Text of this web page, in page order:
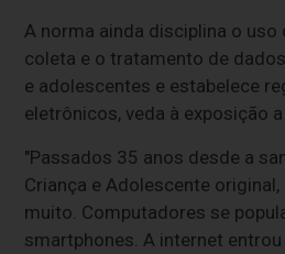
A norma ainda disciplina o uso
coleta e o tratamento de
e adolescentes e estabelece
eletrônicos, veda à exposição
"Passados 35 anos desde a
Criança e Adolescente
muito. Computadores se
smartphones. A internet